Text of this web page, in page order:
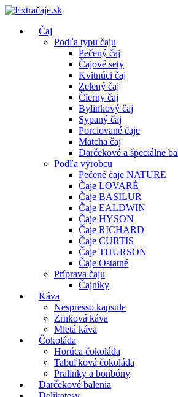
Čaj
Podľa typu čaju
Pečený čaj
Čajové sety
Kvitnúci čaj
Zelený čaj
Čierny čaj
Bylinkový čaj
Sypaný čaj
Porciované čaje
Matcha čaj
Darčekové a špeciálne
Podľa výrobcu
Pečené čaje NATURE
Čaje LOVARÉ
Čaje BASILUR
Čaje EALDWIN
Čaje HYSON
Čaje RICHARD
Čaje CURTIS
Čaje THURSON
Čaje Ostatné
Príprava čaju
Čajníky
Káva
Nespresso kapsule
Zrnková káva
Mletá káva
Čokoláda
Horúca čokoláda
Tabuľková čokoláda
Pralinky a bonbóny
Darčekové balenia